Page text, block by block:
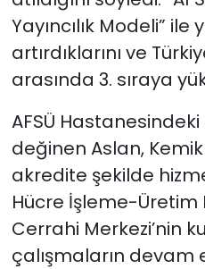
Yayıncılık Modeli” ile
artırdıklarını ve
arasında 3. sıraya
AFSÜ
değinen Aslan,
akredite şekilde
Hücre İşleme-Üretim
Cerrahi Merkezi’nin
çalışmaların devam